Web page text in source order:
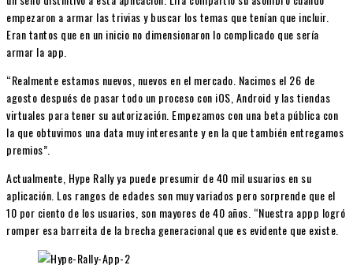
empezaron a armar las trivias y buscar los temas que tenían que incluir.
Eran tantos que en un inicio no dimensionaron lo complicado que sería
armar la app.
“Realmente estamos nuevos, nuevos en el mercado. Nacimos el 26 de
agosto después de pasar todo un proceso con iOS, Android y las tiendas
virtuales para tener su autorización. Empezamos con una beta pública con
la que obtuvimos una data muy interesante y en la que también entregamos
premios”.
Actualmente, Hype Rally ya puede presumir de 40 mil usuarios en su
aplicación. Los rangos de edades son muy variados pero sorprende que el
10 por ciento de los usuarios, son mayores de 40 años. “Nuestra appp logró
romper esa barreita de la brecha generacional que es evidente que existe.